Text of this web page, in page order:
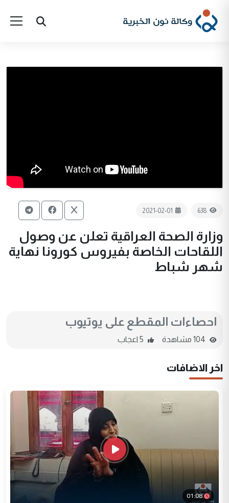
638
2021-02-01
وزارة الصحة العراقية تعلن عن وصول
اللقاحات الخاصة بفيروس كورونا نهاية
شهر شباط
احصاءات المقطع على يوتيوب
اخر الاضافات
01:08